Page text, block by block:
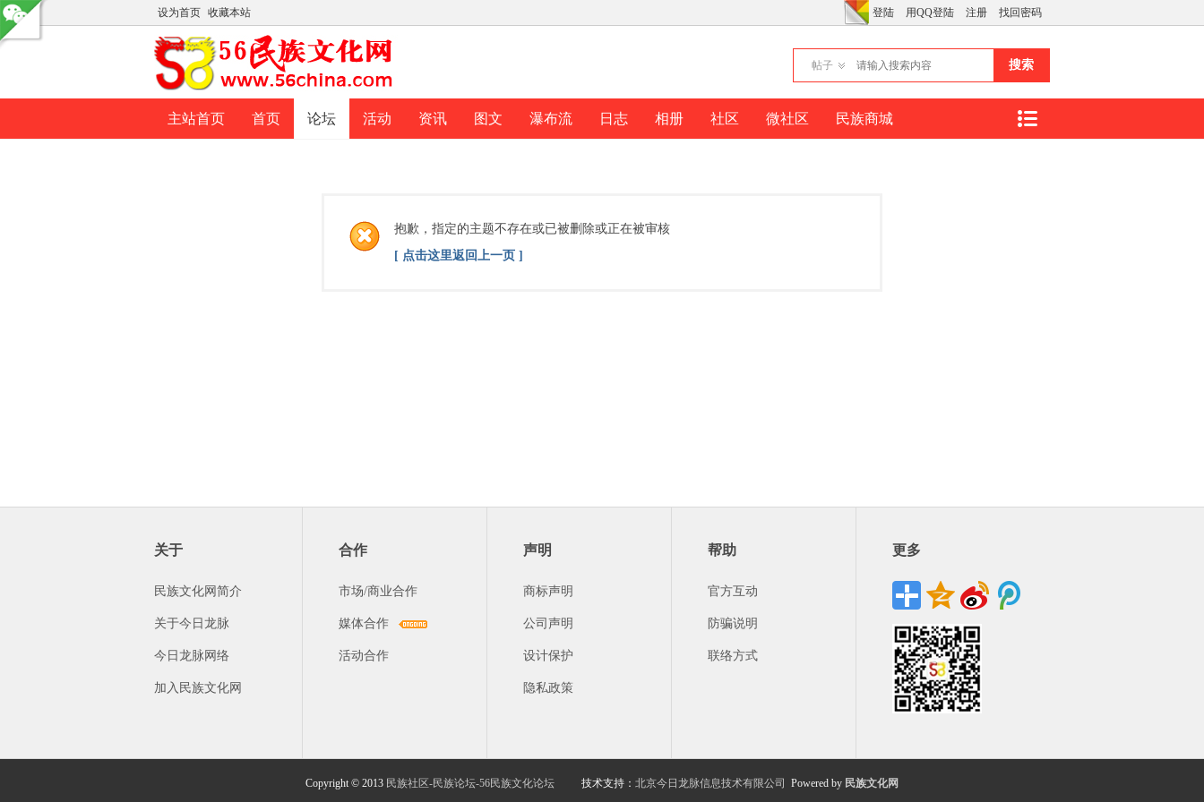
设为首页 收藏本站 登陆 用QQ登陆 注册 找回密码
帖子 搜索
主站首页 首页 论坛 活动 资讯 图文 瀑布流 日志 相册 社区 微社区 民族商城
抱歉，指定的主题不存在或已被删除或正在被审核
[ 点击这里返回上一页 ]
关于
民族文化网简介
关于今日龙脉
今日龙脉网络
加入民族文化网
合作
市场/商业合作
媒体合作
活动合作
声明
商标声明
公司声明
设计保护
隐私政策
帮助
官方互动
防骗说明
联络方式
更多
Copyright © 2013 民族社区-民族论坛-56民族文化论坛 技术支持： 北京今日龙脉信息技术有限公司 Powered by 民族文化网